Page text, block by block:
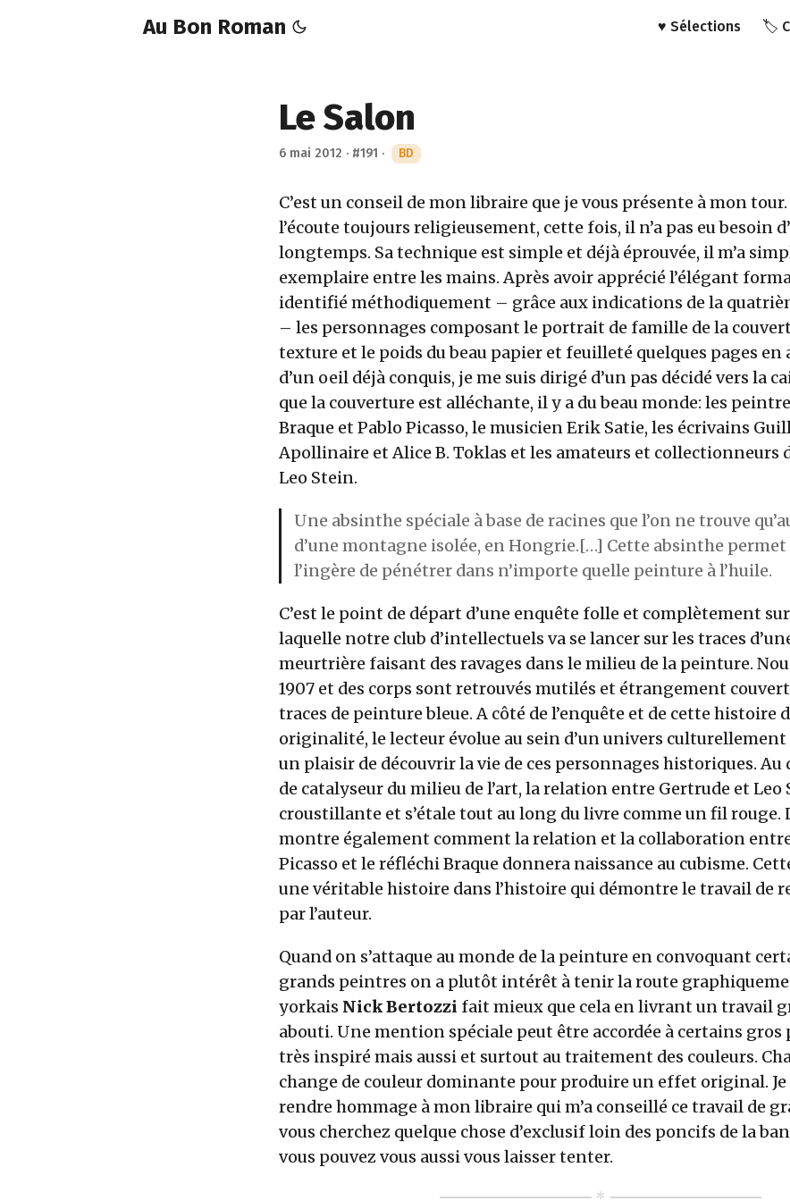
Au Bon Roman ♥️ Sélections 🏷️
Le Salon
6 mai 2012 · #191 · BD
C’est un conseil de mon libraire que je vous présente à mon
l’écoute toujours religieusement, cette fois, il n’a pas eu besoin
longtemps. Sa technique est simple et déjà éprouvée, il m’a
exemplaire entre les mains. Après avoir apprécié l’élégant
identifié méthodiquement – grâce aux indications de la
– les personnages composant le portrait de famille de la
texture et le poids du beau papier et feuilleté quelques pages
d’un oeil déjà conquis, je me suis dirigé d’un pas décidé vers la
que la couverture est alléchante, il y a du beau monde: les
Braque et Pablo Picasso, le musicien Erik Satie, les écrivains
Apollinaire et Alice B. Toklas et les amateurs et collectionneurs
Leo Stein.
Une absinthe spéciale à base de racines que l’on ne trouve
d’une montagne isolée, en Hongrie.[…] Cette absinthe permet
l’ingère de pénétrer dans n’importe quelle peinture à l’huile.
C’est le point de départ d’une enquête folle et complètement
laquelle notre club d’intellectuels va se lancer sur les traces
meurtrière faisant des ravages dans le milieu de la peinture.
1907 et des corps sont retrouvés mutilés et étrangement
traces de peinture bleue. A côté de l’enquête et de cette histoire
originalité, le lecteur évolue au sein d’un univers culturellement
un plaisir de découvrir la vie de ces personnages historiques. Au
de catalyseur du milieu de l’art, la relation entre Gertrude et Leo
croustillante et s’étale tout au long du livre comme un fil rouge.
montre également comment la relation et la collaboration
Picasso et le réfléchi Braque donnera naissance au cubisme.
une véritable histoire dans l’histoire qui démontre le travail de
par l’auteur.
Quand on s’attaque au monde de la peinture en convoquant
grands peintres on a plutôt intérêt à tenir la route
yorkais Nick Bertozzi fait mieux que cela en livrant un travail
abouti. Une mention spéciale peut être accordée à certains gros
très inspiré mais aussi et surtout au traitement des couleurs.
change de couleur dominante pour produire un effet original. Je
rendre hommage à mon libraire qui m’a conseillé ce travail de
vous cherchez quelque chose d’exclusif loin des poncifs de la
vous pouvez vous aussi vous laisser tenter.